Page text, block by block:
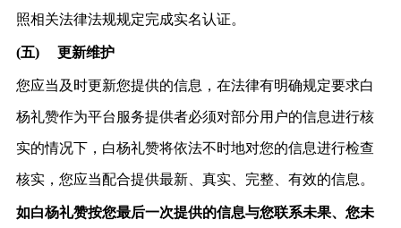
照相关法律法规规定完成实名认证。
(五) 更新维护
您应当及时更新您提供的信息，在法律有明确规定要求白
杨礼赞作为平台服务提供者必须对部分用户的信息进行核
实的情况下，白杨礼赞将依法不时地对您的信息进行检查
核实，您应当配合提供最新、真实、完整、有效的信息。
如白杨礼赞按您最后一次提供的信息与您联系未果、您未